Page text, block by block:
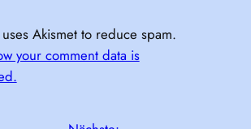
Akismet to reduce spam.
your comment data is